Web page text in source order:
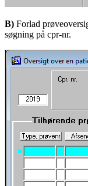
B) Forlad
søgning på cpr-nr.